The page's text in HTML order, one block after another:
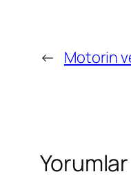
← Motorin
Yorumlar